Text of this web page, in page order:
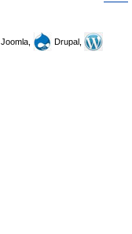
Joomla,
Drupal,